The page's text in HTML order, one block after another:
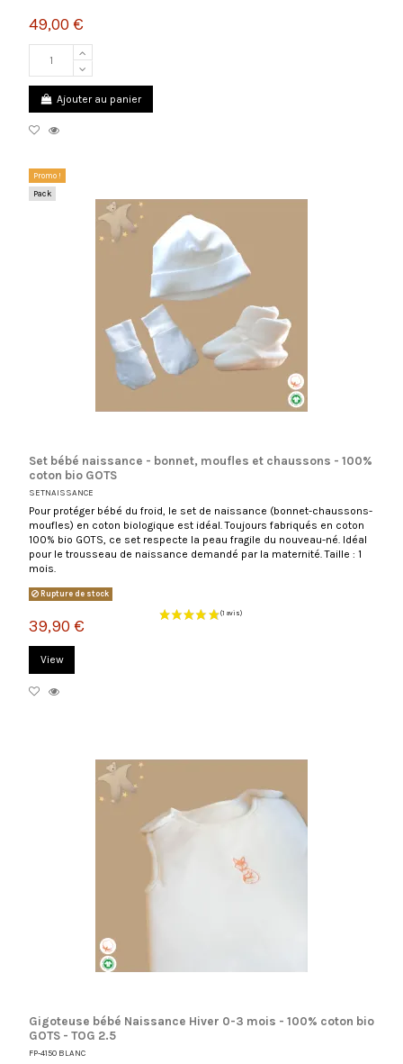
49,00 €
Ajouter au panier
Promo !
Pack
Set bébé naissance - bonnet, moufles et chaussons - 100%
coton bio GOTS
SETNAISSANCE
Pour protéger bébé du froid, le set de naissance (bonnet-chaussons-
moufles) en coton biologique est idéal. Toujours fabriqués en coton
100% bio GOTS, ce set respecte la peau fragile du nouveau-né. Idéal
pour le trousseau de naissance demandé par la maternité. Taille : 1
mois.
Rupture de stock
39,90 €
View
Gigoteuse bébé Naissance Hiver 0-3 mois - 100% coton bio
GOTS - TOG 2.5
FP-4150 BLANC